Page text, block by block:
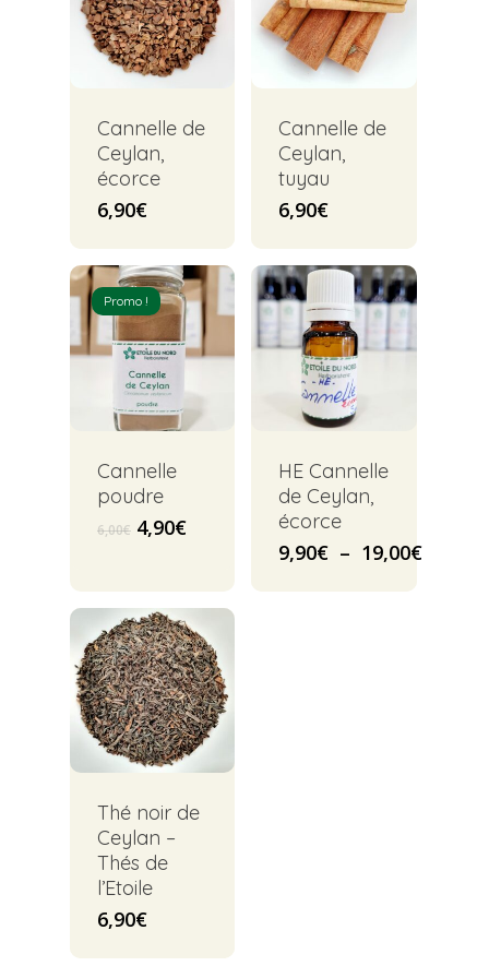
Cannelle de
Ceylan,
écorce
6,90€
Cannelle de
Ceylan,
tuyau
6,90€
Promo !
Cannelle
poudre
6,00€ Le
6,00€.
4,90€Le
4,90€.
HE Cannelle
de Ceylan,
écorce
9,90€ – 19,00€Plage
Thé noir de
Ceylan –
Thés de
l’Etoile
6,90€